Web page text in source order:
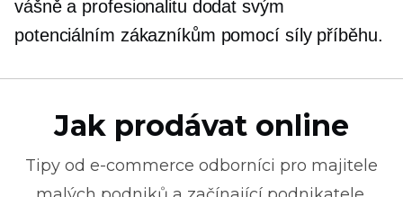
vášně a profesionalitu dodat svým
potenciálním zákazníkům pomocí síly příběhu.
Jak prodávat online
Tipy od e-commerce odborníci pro majitele